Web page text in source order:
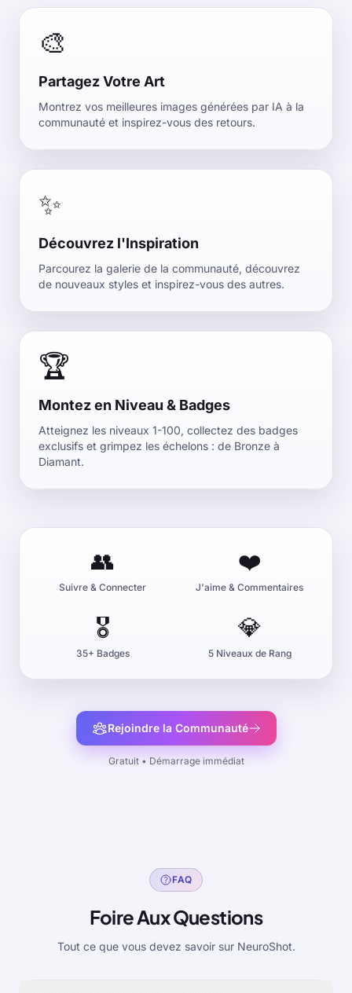
🎨
Partagez Votre Art
Montrez vos meilleures images générées par IA à la
communauté et inspirez-vous des retours.
✨
Découvrez l'Inspiration
Parcourez la galerie de la communauté, découvrez
de nouveaux styles et inspirez-vous des autres.
🏆
Montez en Niveau & Badges
Atteignez les niveaux 1-100, collectez des badges
exclusifs et grimpez les échelons : de Bronze à
Diamant.
👥
Suivre & Connecter
❤️
J'aime & Commentaires
🎖️
35+ Badges
💎
5 Niveaux de Rang
Rejoindre la Communauté
Gratuit • Démarrage immédiat
FAQ
Foire Aux Questions
Tout ce que vous devez savoir sur NeuroShot.